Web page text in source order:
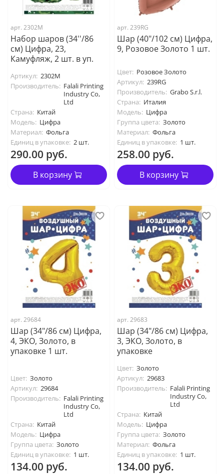
арт. 2302M
Набор шаров (34''/86
см) Цифра, 23,
Камуфляж, 2 шт. в уп.
Артикул: 2302M
Производитель: Falali Printing
Industry Co,
Ltd
Страна: Китай
Модель: Цифра
Материал: Фольга
Единиц в упаковке: 2 шт.
290.00 руб.
В корзину
арт. 239RG
Шар (40"/102 см) Цифра,
9, Розовое Золото 1 шт.
Цвет: Розовое Золото
Артикул: 239RG
Производитель: Grabo S.r.l.
Страна: Италия
Модель: Цифра
Группа цвета: Золото
Материал: Фольга
Единиц в упаковке: 1 шт.
258.00 руб.
В корзину
арт. 29684
Шар (34"/86 см) Цифра,
4, ЭКО, Золото, в
упаковке 1 шт.
Цвет: Золото
Артикул: 29684
Производитель: Falali Printing
Industry Co,
Ltd
Страна: Китай
Модель: Цифра
Группа цвета: Золото
Единиц в упаковке: 1 шт.
134.00 руб.
арт. 29683
Шар (34"/86 см) Цифра,
3, ЭКО, Золото, в
упаковке
Цвет: Золото
Артикул: 29683
Производитель: Falali Printing
Industry Co,
Ltd
Страна: Китай
Модель: Цифра
Группа цвета: Золото
Материал: Фольга
Единиц в упаковке: 1 шт.
134.00 руб.